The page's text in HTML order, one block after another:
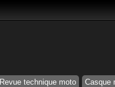
Revue technique moto Casque